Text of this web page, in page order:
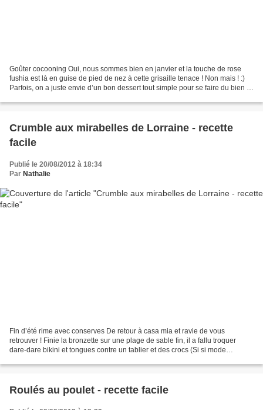
Goûter cocooning Oui, nous sommes bien en janvier et la touche de rose
fushia est là en guise de pied de nez à cette grisaille tenace ! Non mais ! :)
Parfois, on a juste envie d’un bon dessert tout simple pour se faire du bien et
Crumble aux mirabelles de Lorraine - recette
facile
Publié le 20/08/2012 à 18:34
Par Nathalie
Fin d’été rime avec conserves De retour à casa mia et ravie de vous
retrouver ! Finie la bronzette sur une plage de sable fin, il a fallu troquer
dare-dare bikini et tongues contre un tablier et des crocs (Si si mode
Roulés au poulet - recette facile